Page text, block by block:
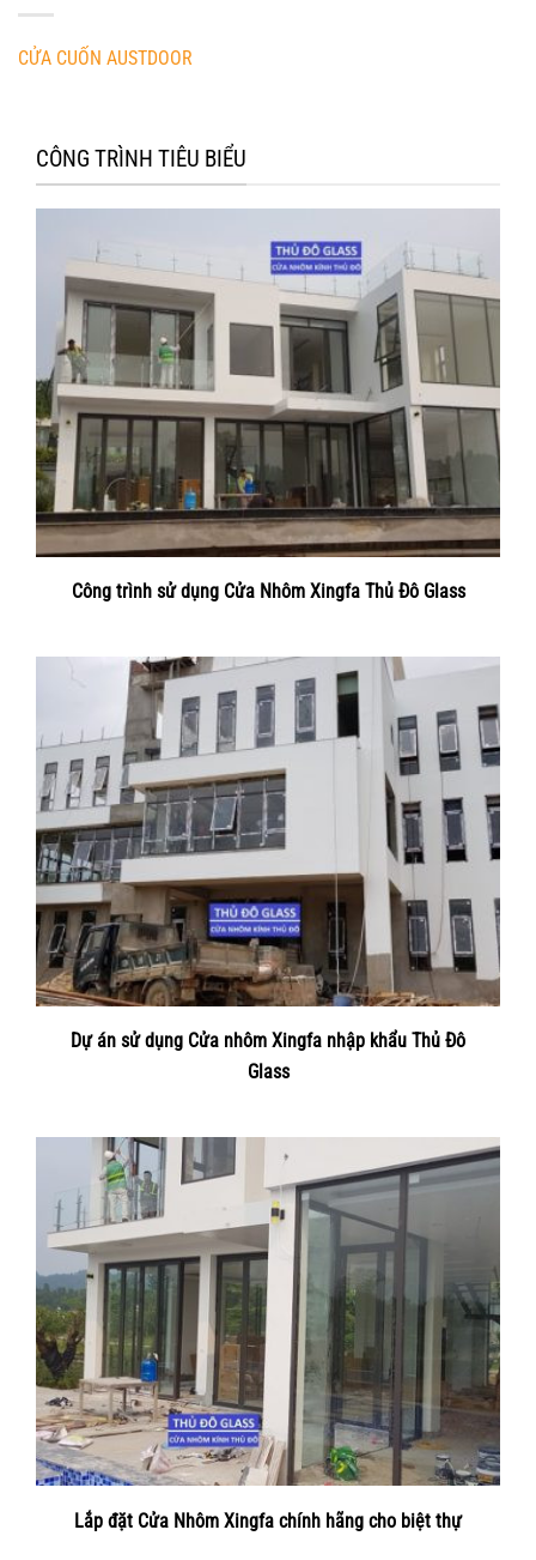
CỬA CUỐN AUSTDOOR
CÔNG TRÌNH TIÊU BIỂU
Công trình sử dụng Cửa Nhôm Xingfa Thủ Đô Glass
Dự án sử dụng Cửa nhôm Xingfa nhập khẩu Thủ Đô
Glass
Lắp đặt Cửa Nhôm Xingfa chính hãng cho biệt thự